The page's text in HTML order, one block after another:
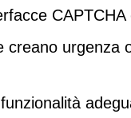
creano urgenza